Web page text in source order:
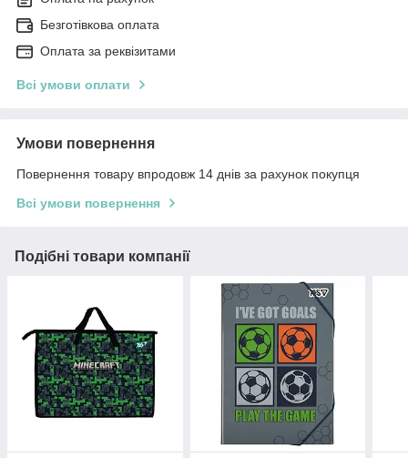
Безготівкова оплата
Оплата за реквізитами
Всі умови оплати
Умови повернення
Повернення товару впродовж 14 днів за рахунок покупця
Всі умови повернення
Подібні товари компанії